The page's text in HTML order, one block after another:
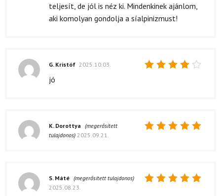
teljesít, de jól is néz ki. Mindenkinek ajánlom,
aki komolyan gondolja a síalpinizmust!
G. Kristóf 2025.10.03.
jó
K. Dorottya (megerősített
tulajdonos) 2025.09.21.
S. Máté (megerősített tulajdonos)
2025.08.23.